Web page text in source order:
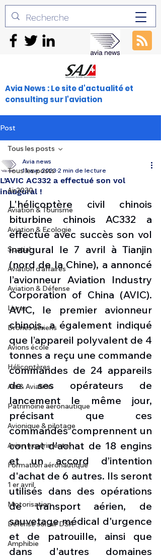
Avia News : Le site d'actualité et
consulting sur l'aviation
Post
Tous les posts
Air2030
Aviation & Tourisme
Aviation & Ecologie
Spatial
Aviation d'affaires
Aviation & Défense
Livres
Drones aériens
Avions école
Hélicoptères
Art & Aviation
Patrimoine aéronautique
Avionique & pilotage
Avion expérimental
Formation aéronautique
1 er avril
Motorisation
Défense sol-air DSA
Amphibie
Tous les posts
L’AVIC AC332 a effectué son vol
inaugural !
Avia news
11 avr. 2023 2 min de lecture
L'hélicoptère civil chinois
biturbine chinois AC332 a
effectué avec succès son vol
inaugural le 7 avril à Tianjin
(nord de la Chine), a annoncé
l’avionneur Aviation Industry
Corporation of China (AVIC).
AVIC, le premier avionneur
chinois, a également indiqué
que l’appareil polyvalent de 4
tonnes a reçu une commande
commandes de 24 appareils
de ses opérateurs de
lancement le même jour,
précisant que ces
commandes comprennent un
contrat d'achat de 18 engins
et un accord d’intention
d'achat de 6 autres. Ils seront
utilisés dans des opérations
de transport aérien, de
sauvetage médical d'urgence
et de patrouille, ainsi que
dans d'autres domaines